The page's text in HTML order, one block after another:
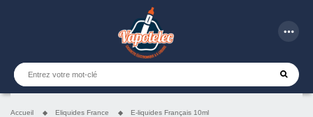
more_horiz
Accueil Eliquides France
E-liquides Français 10ml